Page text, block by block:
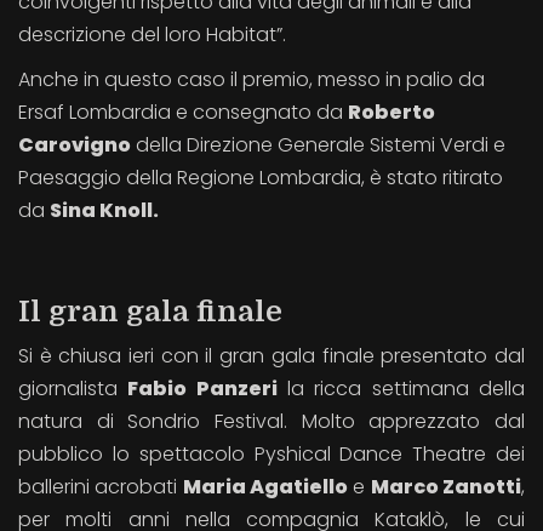
descrizione del loro Habitat”.
Anche in questo caso il premio, messo in palio da
Ersaf Lombardia e consegnato da Roberto
Carovignodella Direzione Generale Sistemi Verdi e
Paesaggio della Regione Lombardia, è stato ritirato
da Sina Knoll.
Il gran gala finale
Si è chiusa ieri con il gran gala finale presentato dal
giornalista Fabio Panzerila ricca settimana della
natura di Sondrio Festival. Molto apprezzato dal
pubblico lo spettacolo Pyshical Dance Theatre dei
ballerini acrobati Maria Agatielloe Marco Zanotti,
per molti anni nella compagnia Kataklò, le cui